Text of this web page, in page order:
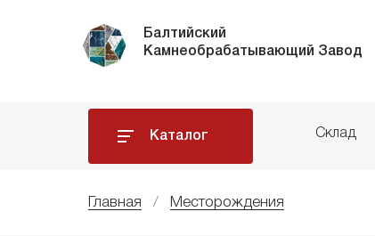
Балтийский
Камнеобрабатывающий Завод
Каталог Склад
Главная Месторождения